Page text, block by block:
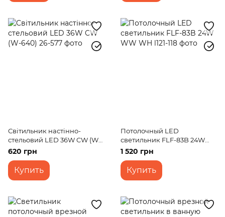
Світильник настінно-
стельовий LED 36W CW (W-
640)
620 грн
Купить
Потолочный LED
светильник FLF-83B 24W
WW WH
1 520 грн
Купить